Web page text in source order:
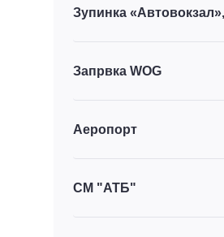
Зупинка
Запрвка WOG
Аеропорт
СМ "АТБ"